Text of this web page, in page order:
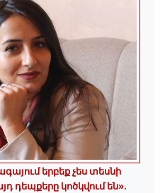
երբեք չես տեսնի
դեպքերը կոծկվում են»․